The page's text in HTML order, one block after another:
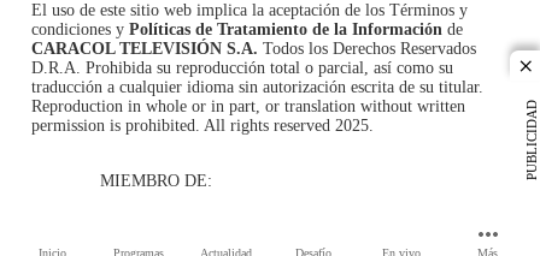
Inicio Programas Actualidad Desafío En vivo Más
PUBLICIDAD
El uso de este sitio web implica la aceptación de los Términos y
condiciones y Políticas de Tratamiento de la Información de
CARACOL TELEVISIÓN S.A. Todos los Derechos Reservados
D.R.A. Prohibida su reproducción total o parcial, así como su
traducción a cualquier idioma sin autorización escrita de su titular.
Reproduction in whole or in part, or translation without written
permission is prohibited. All rights reserved 2025.
MIEMBRO DE: